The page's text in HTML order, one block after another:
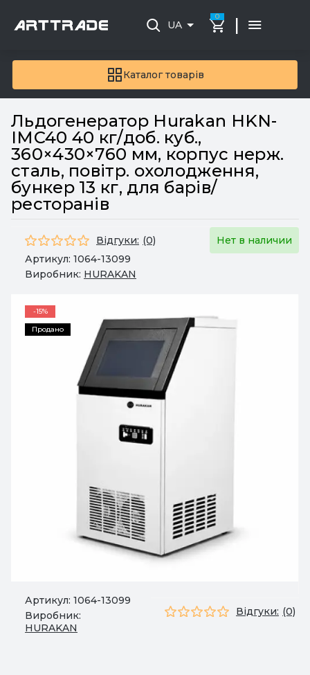
Каталог товарів
UA
0 |
Льдогенератор Hurakan HKN-
IMC40 40 кг/доб. куб.,
360×430×760 мм, корпус нерж.
сталь, повітр. охолодження,
бункер 13 кг, для барів/
ресторанів
Відгуки: (0)
Нет в наличии
Артикул: 1064-13099
Виробник: HURAKAN
-15%
Продано
Артикул: 1064-13099
Виробник:
HURAKAN
Відгуки: (0)